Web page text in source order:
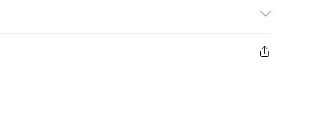
€7.99
€14.99
sowie Bademode oder